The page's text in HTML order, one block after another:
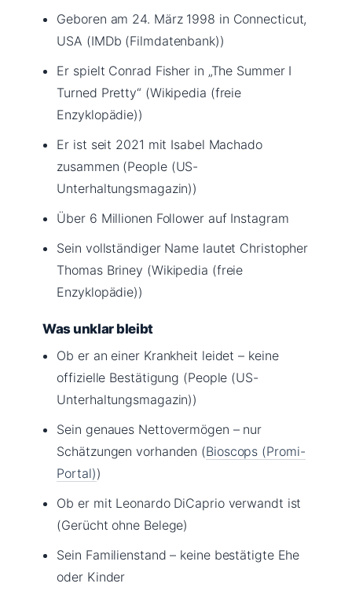
Geboren am 24. März 1998 in Connecticut,
USA (IMDb (Filmdatenbank))
Er spielt Conrad Fisher in „The Summer I
Turned Pretty“ (Wikipedia (freie
Enzyklopädie))
Er ist seit 2021 mit Isabel Machado
zusammen (People (US-
Unterhaltungsmagazin))
Über 6 Millionen Follower auf Instagram
Sein vollständiger Name lautet Christopher
Thomas Briney (Wikipedia (freie
Enzyklopädie))
Was unklar bleibt
Ob er an einer Krankheit leidet – keine
offizielle Bestätigung (People (US-
Unterhaltungsmagazin))
Sein genaues Nettovermögen – nur
Schätzungen vorhanden (Bioscops (Promi-
Portal))
Ob er mit Leonardo DiCaprio verwandt ist
(Gerücht ohne Belege)
Sein Familienstand – keine bestätigte Ehe
oder Kinder